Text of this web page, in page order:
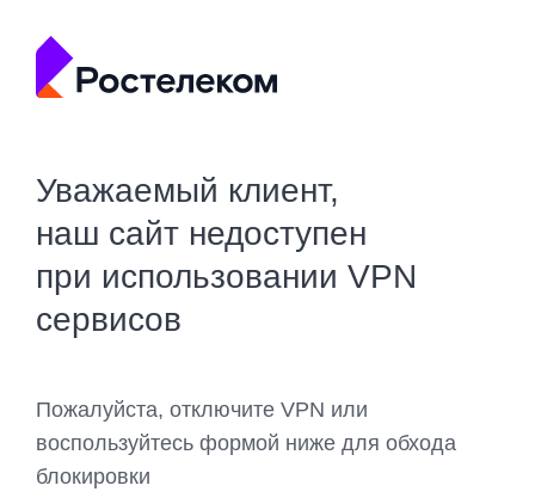
Уважаемый клиент,
наш сайт недоступен
при использовании VPN
сервисов
Пожалуйста, отключите VPN или
воспользуйтесь формой ниже для обхода
блокировки